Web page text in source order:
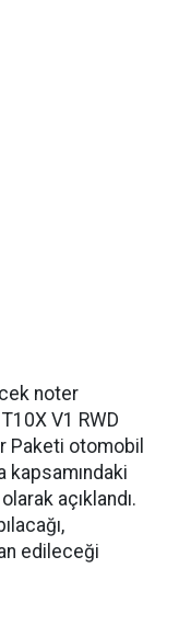
noter
V1 RWD
Paketi otomobil
kapsamındaki
açıklandı.
edileceği